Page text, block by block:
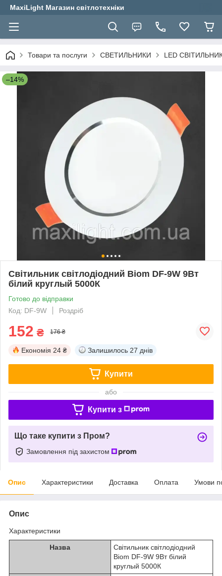
MaxiLight Магазин світлотехніки
Товари та послуги СВЕТИЛЬНИКИ LED
–14%
Світильник світлодіодний Biom DF-9W 9Вт
білий круглый 5000К
Готово до відправки
Код: DF-9W
Роздріб
152 ₴ 176 ₴
Економія 24 ₴ Залишилось 27 днів
Купити
або
Купити з
Що таке купити з Пром?
Замовлення під захистом
Опис Характеристики Доставка Оплата Умови
Опис
Характеристики
Назва
Світильник світлодіодний
Biom DF-9W 9Вт білий
круглый 5000К